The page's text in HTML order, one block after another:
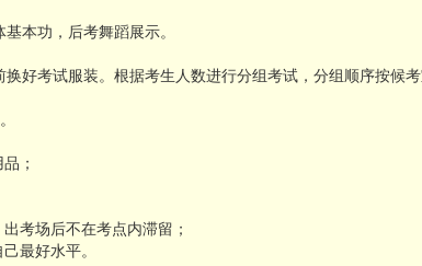
本功，后考舞蹈展示。
好考试服装。根据考生人数进行分组考试，分组顺序按候考
；
考场后不在考点内滞留；
最好水平。